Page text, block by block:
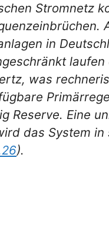
Stromnetz
in
was
Reserve. Eine
das System
).